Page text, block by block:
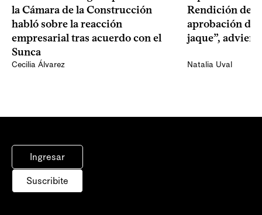
la Cámara de la Construcción
habló sobre la reacción
empresarial tras acuerdo con el
Sunca
Cecilia Álvarez
Rendición de
aprobación del
jaque”,
Natalia Uval
Ingresar
Suscribite